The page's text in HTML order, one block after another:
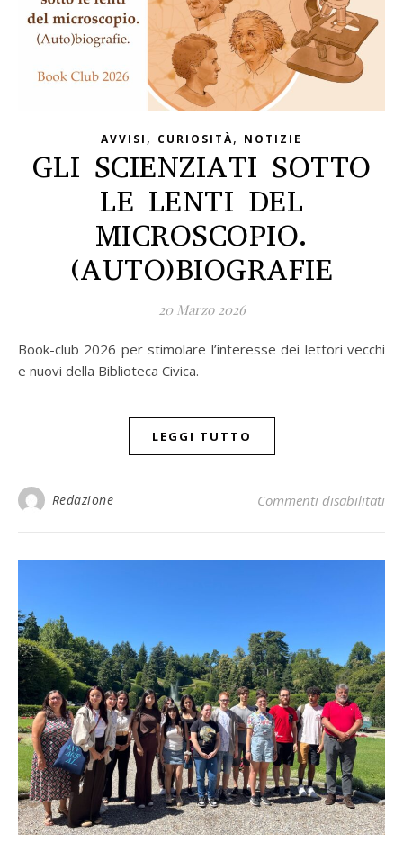
AVVISI , CURIOSITÀ, NOTIZIE
GLI SCIENZIATI SOTTO
LE LENTI DEL
MICROSCOPIO.
(AUTO)BIOGRAFIE
20 Marzo 2026
Book-club 2026 per stimolare l’interesse dei lettori vecchi
e nuovi della Biblioteca Civica.
LEGGI TUTTO
Redazione Commenti disabilitati